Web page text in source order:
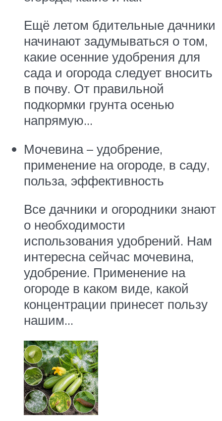
Ещё летом бдительные дачники
начинают задумываться о том,
какие осенние удобрения для
сада и огорода следует вносить
в почву. От правильной
подкормки грунта осенью
напрямую…
Мочевина – удобрение,
применение на огороде, в саду,
польза, эффективность
Все дачники и огородники знают
о необходимости
использования удобрений. Нам
интересна сейчас мочевина,
удобрение. Применение на
огороде в каком виде, какой
концентрации принесет пользу
нашим…